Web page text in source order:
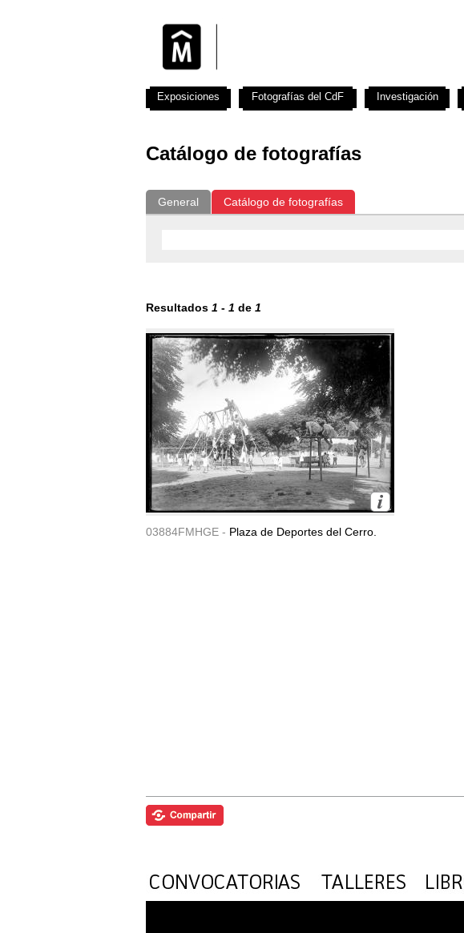
Catálogo de fotografías
General Catálogo de fotografías
Resultados 1 - 1 de 1
03884FMHGE - Plaza de Deportes del Cerro.
Exposiciones Fotografías del CdF Investigación